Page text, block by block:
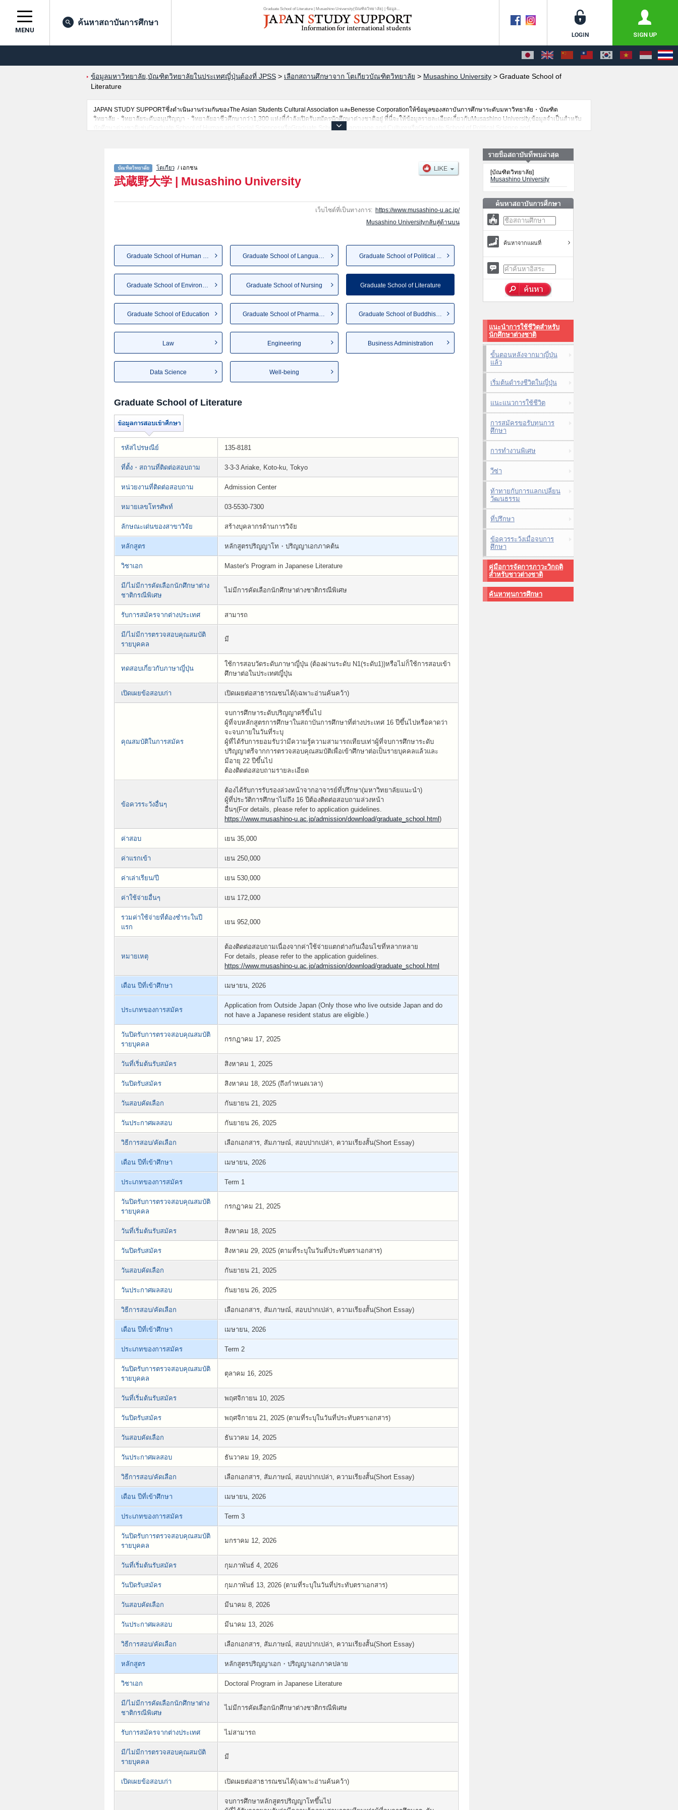
Graduate School of Literature | Musashino University(บัณฑิตวิทยาลัย) | ข้อมูล...
MENU
ค้นหาสถาบันการศึกษา
ข้อมูลมหาวิทยาลัย,บัณฑิตวิทยาลัยในประเทศญี่ปุ่นต้องที่ JPSS > เลือกสถานศึกษาจาก โตเกียวบัณฑิตวิทยาลัย > Musashino University > Graduate School of
Literature
JAPAN STUDY SUPPORTซึ่งดำเนินงานร่วมกันของThe Asian Students Cultural Association และBenesse Corporationให้ข้อมูลของสถาบันการศึกษาระดับมหาวิทยาลัย・บัณฑิต
วิทยาลัย・วิทยาลัยระดับอนุปริญญา・วิทยาลัยอาชีวศึกษากว่า1,300 แห่งที่กำลังเปิดรับสมัครนักศึกษาต่างชาติอยู่ ที่นี่จะให้ข้อมูลรายละเอียดเกี่ยวกับMusashino University,ข้อมูลจำเป็นสำหรับ
นักศึกษาต่างชาติเช่นGraduate School of Human and Social SciencesหรือGraduate School of Language and CultureหรือGraduate School of Political Science and
สาขาวิจัย,ข้อมูลการสอบคัดเลือกเข้าศึกษาเช่นจำนวนคนที่รับสมัครหรือจำนวนคนที่ผ่านการสอบคัดเลือกเป็นต้น,แนะนำสถานที่,การเดินทางเป็นต้นไว้ด้วยดังนั้นขอเชิญใช้บริการค้นหาข้อมูลตาม
อัธยาศัย
โตเกียว/ เอกชน
武蔵野大学 | Musashino University
เว็บไซต์ที่เป็นทางการ: https://www.musashino-u.ac.jp/
Musashino Universityกลับสู่ด้านบน
Graduate School of Human and ... Graduate School of Language a... Graduate School of Political ...
Graduate School of Nursing Graduate School of Literature
Graduate School of Education Graduate School of Pharmaceut... Graduate School of Buddhist S...
Law Engineering Business Administration
Data Science Well-being
Graduate School of Literature
รหัสไปรษณีย์ 135-8181
ที่ตั้ง・สถานที่ติดต่อสอบถาม 3-3-3 Ariake, Koto-ku, Tokyo
หน่วยงานที่ติดต่อสอบถาม Admission Center
หมายเลขโทรศัพท์ 03-5530-7300
ลักษณะเด่นของสาขาวิจัย สร้างบุคลากรด้านการวิจัย
หลักสูตร หลักสูตรปริญญาโท・ปริญญาเอกภาคต้น
วิชาเอก Master's Program in Japanese Literature
มี/ไม่มีการคัดเลือกนักศึกษาต่าง
ชาติกรณีพิเศษ
ไม่มีการคัดเลือกนักศึกษาต่างชาติกรณีพิเศษ
รับการสมัครจากต่างประเทศ สามารถ
มี/ไม่มีการตรวจสอบคุณสมบัติ
รายบุคคล
มี
ทดสอบเกี่ยวกับภาษาญี่ปุ่น
ใช้การสอบวัดระดับภาษาญี่ปุ่น (ต้องผ่านระดับ N1(ระดับ1))หรือไม่ก็ใช้การสอบเข้า
ศึกษาต่อในประเทศญี่ปุ่น
เปิดเผยข้อสอบเก่า เปิดเผยต่อสาธารณชนได้(เฉพาะอ่านค้นคว้า)
คุณสมบัติในการสมัคร
จบการศึกษาระดับปริญญาตรีขึ้นไป
ผู้ที่จบหลักสูตรการศึกษาในสถาบันการศึกษาที่ต่างประเทศ 16 ปีขึ้นไปหรือคาดว่า
จะจบภายในวันที่ระบุ
ผู้ที่ได้รับการยอมรับว่ามีความรู้ความสามารถเทียบเท่าผู้ที่จบการศึกษาระดับ
ปริญญาตรีจากการตรวจสอบคุณสมบัติเพื่อเข้าศึกษาต่อเป็นรายบุคคลแล้วและ
มีอายุ 22 ปีขึ้นไป
ต้องติดต่อสอบถามรายละเอียด
ข้อควรระวังอื่นๆ
ต้องได้รับการรับรองล่วงหน้าจากอาจารย์ที่ปรึกษา(มหาวิทยาลัยแนะนำ)
ผู้ที่ประวัติการศึกษาไม่ถึง 16 ปีต้องติดต่อสอบถามล่วงหน้า
อื่นๆ(For details, please refer to application guidelines.
https://www.musashino-u.ac.jp/admission/download/graduate_school.html )
ค่าสอบ เยน 35,000
ค่าแรกเข้า เยน 250,000
ค่าเล่าเรียน/ปี เยน 530,000
ค่าใช้จ่ายอื่นๆ เยน 172,000
รวมค่าใช้จ่ายที่ต้องชำระในปี
แรก
เยน 952,000
หมายเหตุ
ต้องติดต่อสอบถามเนื่องจากค่าใช้จ่ายแตกต่างกันเงื่อนไขที่หลากหลาย
For details, please refer to the application guidelines.
https://www.musashino-u.ac.jp/admission/download/graduate_school.html
เดือน ปีที่เข้าศึกษา เมษายน, 2026
ประเภทของการสมัคร
Application from Outside Japan (Only those who live outside Japan and do
not have a Japanese resident status are eligible.)
วันปิดรับการตรวจสอบคุณสมบัติ
รายบุคคล
กรกฏาคม 17, 2025
วันที่เริ่มต้นรับสมัคร สิงหาคม 1, 2025
วันปิดรับสมัคร สิงหาคม 18, 2025 (ถึงกำหนดเวลา)
วันสอบคัดเลือก กันยายน 21, 2025
วันประกาศผลสอบ กันยายน 26, 2025
วิธีการสอบ/คัดเลือก เลือกเอกสาร, สัมภาษณ์, สอบปากเปล่า, ความเรียงสั้น(Short Essay)
เดือน ปีที่เข้าศึกษา เมษายน, 2026
ประเภทของการสมัคร Term 1
วันปิดรับการตรวจสอบคุณสมบัติ
รายบุคคล
กรกฏาคม 21, 2025
วันที่เริ่มต้นรับสมัคร สิงหาคม 18, 2025
วันปิดรับสมัคร สิงหาคม 29, 2025 (ตามที่ระบุในวันที่ประทับตราเอกสาร)
วันสอบคัดเลือก กันยายน 21, 2025
วันประกาศผลสอบ กันยายน 26, 2025
วิธีการสอบ/คัดเลือก เลือกเอกสาร, สัมภาษณ์, สอบปากเปล่า, ความเรียงสั้น(Short Essay)
เดือน ปีที่เข้าศึกษา เมษายน, 2026
ประเภทของการสมัคร Term 2
วันปิดรับการตรวจสอบคุณสมบัติ
รายบุคคล
ตุลาคม 16, 2025
วันที่เริ่มต้นรับสมัคร พฤศจิกายน 10, 2025
วันปิดรับสมัคร พฤศจิกายน 21, 2025 (ตามที่ระบุในวันที่ประทับตราเอกสาร)
วันสอบคัดเลือก ธันวาคม 14, 2025
วันประกาศผลสอบ ธันวาคม 19, 2025
วิธีการสอบ/คัดเลือก เลือกเอกสาร, สัมภาษณ์, สอบปากเปล่า, ความเรียงสั้น(Short Essay)
เดือน ปีที่เข้าศึกษา เมษายน, 2026
ประเภทของการสมัคร Term 3
วันปิดรับการตรวจสอบคุณสมบัติ
รายบุคคล
มกราคม 12, 2026
วันที่เริ่มต้นรับสมัคร กุมภาพันธ์ 4, 2026
วันปิดรับสมัคร กุมภาพันธ์ 13, 2026 (ตามที่ระบุในวันที่ประทับตราเอกสาร)
วันสอบคัดเลือก มีนาคม 8, 2026
วันประกาศผลสอบ มีนาคม 13, 2026
วิธีการสอบ/คัดเลือก เลือกเอกสาร, สัมภาษณ์, สอบปากเปล่า, ความเรียงสั้น(Short Essay)
หลักสูตร หลักสูตรปริญญาเอก・ปริญญาเอกภาคปลาย
วิชาเอก Doctoral Program in Japanese Literature
มี/ไม่มีการคัดเลือกนักศึกษาต่าง
ชาติกรณีพิเศษ
ไม่มีการคัดเลือกนักศึกษาต่างชาติกรณีพิเศษ
รับการสมัครจากต่างประเทศ ไม่สามารถ
มี/ไม่มีการตรวจสอบคุณสมบัติ
รายบุคคล
มี
เปิดเผยข้อสอบเก่า เปิดเผยต่อสาธารณชนได้(เฉพาะอ่านค้นคว้า)
จบการศึกษาหลักสูตรปริญญาโทขึ้นไป
[บัณฑิตวิทยาลัย]
Musashino University
ค้นหาจากแผนที่
แนะนำการใช้ชีวิตสำหรับ
นักศึกษาต่างชาติ
ขั้นตอนหลังจากมาญี่ปุ่น
แล้ว
เริ่มต้นดำรงชีวิตในญี่ปุ่น
แนะแนวการใช้ชีวิต
การสมัครขอรับทุนการ
ศึกษา
การทำงานพิเศษ
วีซ่า
ท้าทายกับการแลกเปลี่ยน
วัฒนธรรม
ที่ปรึกษา
ข้อควรระวังเมื่อจบการ
ศึกษา
คู่มือการจัดการภาวะวิกฤติ
สำหรับชาวต่างชาติ
ค้นหาทุนการศึกษา